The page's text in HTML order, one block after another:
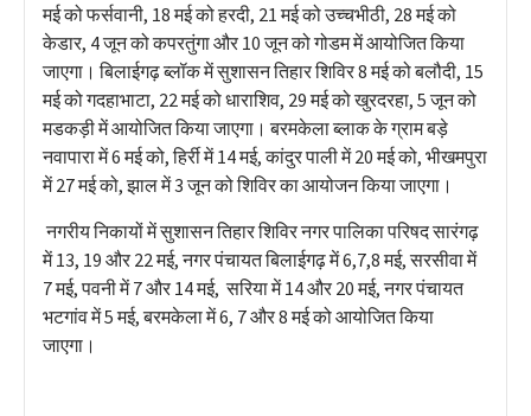
मई को फर्सवानी, 18 मई को हरदी, 21 मई को उच्चभीठी, 28 मई को
केडार, 4 जून को कपरतुंगा और 10 जून को गोडम में आयोजित किया
जाएगा। बिलाईगढ़ ब्लॉक में सुशासन तिहार शिविर 8 मई को बलौदी, 15
मई को गदहाभाटा, 22 मई को धाराशिव, 29 मई को खुरदरहा, 5 जून को
मडकड़ी में आयोजित किया जाएगा। बरमकेला ब्लाक के ग्राम बड़े
नवापारा में 6 मई को, हिर्री में 14 मई, कांदुर पाली में 20 मई को, भीखमपुरा
में 27 मई को, झाल में 3 जून को शिविर का आयोजन किया जाएगा।
नगरीय निकायों में सुशासन तिहार शिविर नगर पालिका परिषद सारंगढ़
में 13, 19 और 22 मई, नगर पंचायत बिलाईगढ़ में 6,7,8 मई, सरसीवा में
7 मई, पवनी में 7 और 14 मई, सरिया में 14 और 20 मई, नगर पंचायत
भटगांव में 5 मई, बरमकेला में 6, 7 और 8 मई को आयोजित किया
जाएगा।